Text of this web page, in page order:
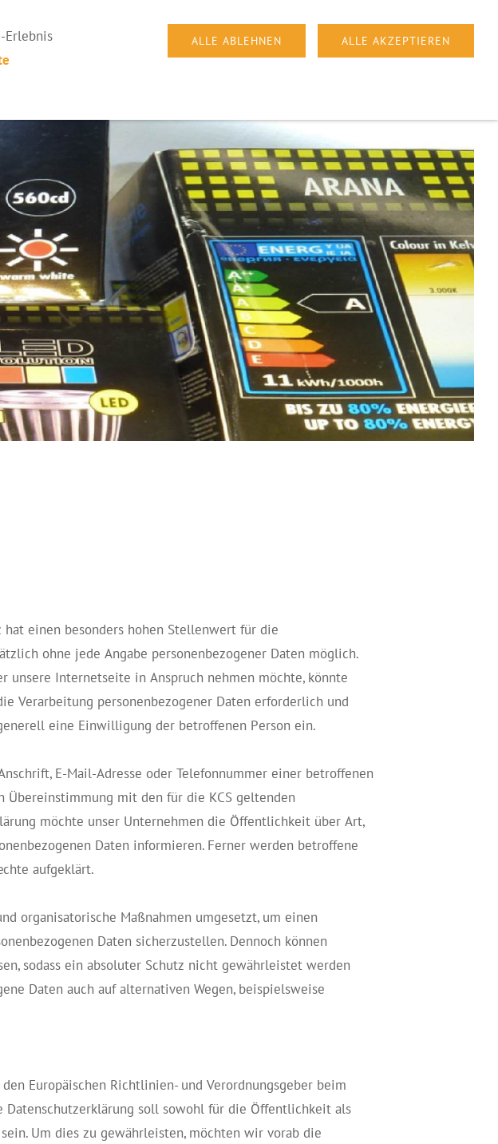
LED-LEUCHTMITTEL IN WESEL BLUMENKAMP LINKS IMPRESSUM
einen besonders hohen Stellenwert für die
ohne jede Angabe personenbezogener Daten möglich.
unsere Internetseite in Anspruch nehmen möchte, könnte
Verarbeitung personenbezogener Daten erforderlich und
eine Einwilligung der betroffenen Person ein.
E-Mail-Adresse oder Telefonnummer einer betroffenen
Übereinstimmung mit den für die KCS geltenden
möchte unser Unternehmen die Öffentlichkeit über Art,
Daten informieren. Ferner werden betroffene
aufgeklärt.
organisatorische Maßnahmen umgesetzt, um einen
Daten sicherzustellen. Dennoch können
sodass ein absoluter Schutz nicht gewährleistet werden
Daten auch auf alternativen Wegen, beispielsweise
Europäischen Richtlinien- und Verordnungsgeber beim
Datenschutzerklärung soll sowohl für die Öffentlichkeit als
Um dies zu gewährleisten, möchten wir vorab die
Erlebnis
ALLE AKZEPTIEREN
ALLE ABLEHNEN